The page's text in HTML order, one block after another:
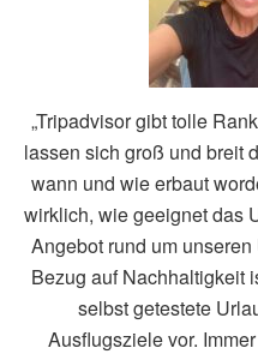
„Tripadvisor gibt tolle
lassen sich groß und breit
wann und wie erbaut
wirklich, wie geeignet das
Angebot rund um
Bezug auf Nachhaltigkeit
selbst getestete
Ausflugsziele vor.